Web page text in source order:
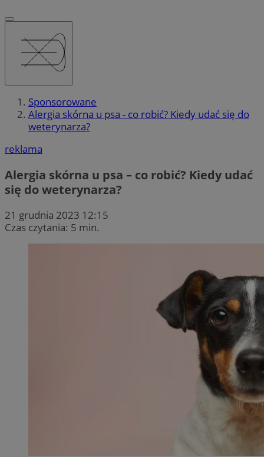
Sponsorowane
Alergia skórna u psa - co robić? Kiedy udać się do
weterynarza?
reklama
Alergia skórna u psa – co robić? Kiedy udać
się do weterynarza?
21 grudnia 2023 12:15
Czas czytania: 5 min.